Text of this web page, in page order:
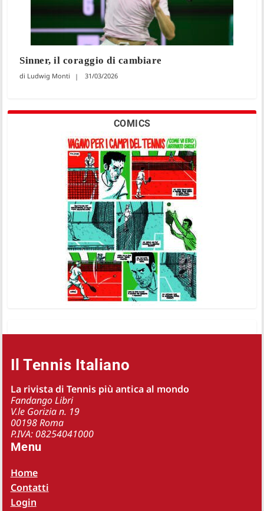
Sinner, il coraggio di cambiare
Ludwig Monti 31/03/2026
COMICS
Il Tennis Italiano
La rivista di Tennis più antica al mondo
Fandango Libri
V.le Gorizia n. 19
00198 Roma
P.IVA: 08254041000
Menu
Home
Contatti
Login